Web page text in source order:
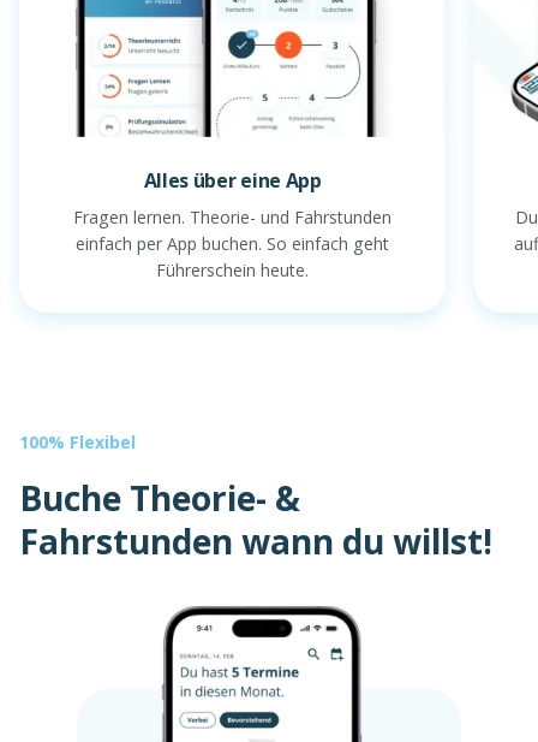
Alles über eine App
Fragen lernen. Theorie- und Fahrstunden
einfach per App buchen. So einfach geht
Führerschein heute.
100% Flexibel
Buche Theorie- &
Fahrstunden wann du willst!